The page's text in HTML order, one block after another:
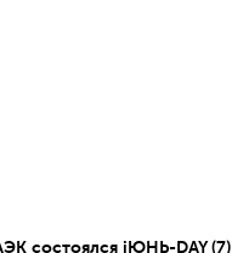
состоялся iЮНЬ-DAY (7)